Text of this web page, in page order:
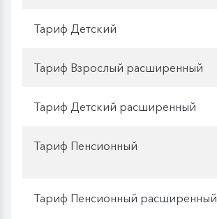
Тариф Детский
Тариф Взрослый расширенный
Тариф Детский расширенный
Тариф Пенсионный
Тариф Пенсионный расширенный